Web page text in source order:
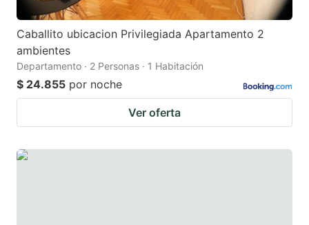
Caballito ubicacion Privilegiada Apartamento 2
ambientes
Departamento · 2 Personas · 1 Habitación
$ 24.855 por noche
Ver oferta